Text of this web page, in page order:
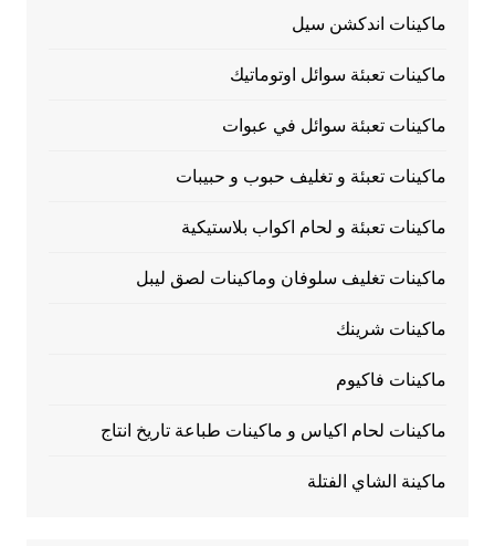
ماكينات اندكشن سيل
ماكينات تعبئة سوائل اوتوماتيك
ماكينات تعبئة سوائل في عبوات
ماكينات تعبئة و تغليف حبوب و حبيبات
ماكينات تعبئة و لحام اكواب بلاستيكية
ماكينات تغليف سلوفان وماكينات لصق ليبل
ماكينات شرينك
ماكينات فاكيوم
ماكينات لحام اكياس و ماكينات طباعة تاريخ انتاج
ماكينة الشاي الفتلة